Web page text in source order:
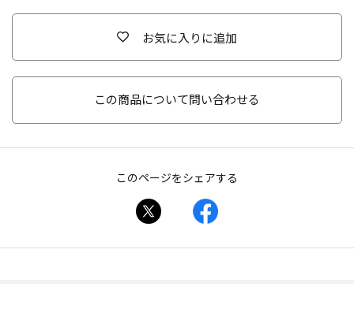
お気に入りに追加
この商品について問い合わせる
このページをシェアする